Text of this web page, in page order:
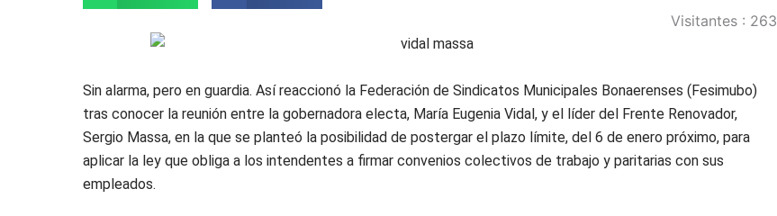
Visitantes : 263
Sin alarma, pero en guardia. Así reaccionó la Federación de Sindicatos Municipales Bonaerenses (Fesimubo)
tras conocer la reunión entre la gobernadora electa, María Eugenia Vidal, y el líder del Frente Renovador,
Sergio Massa, en la que se planteó la posibilidad de postergar el plazo límite, del 6 de enero próximo, para
aplicar la ley que obliga a los intendentes a firmar convenios colectivos de trabajo y paritarias con sus
empleados.